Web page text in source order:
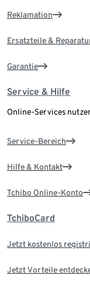
Reklamation
Ersatzteile &
Garantie
Service & Hilfe
Online-Services
Service-Bereich
Hilfe & Kontakt
Tchibo Online-Konto
TchiboCard
Jetzt kostenlos
Jetzt Vorteile